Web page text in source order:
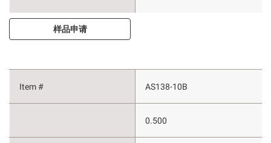
样品申请
AS138-10B
0.500